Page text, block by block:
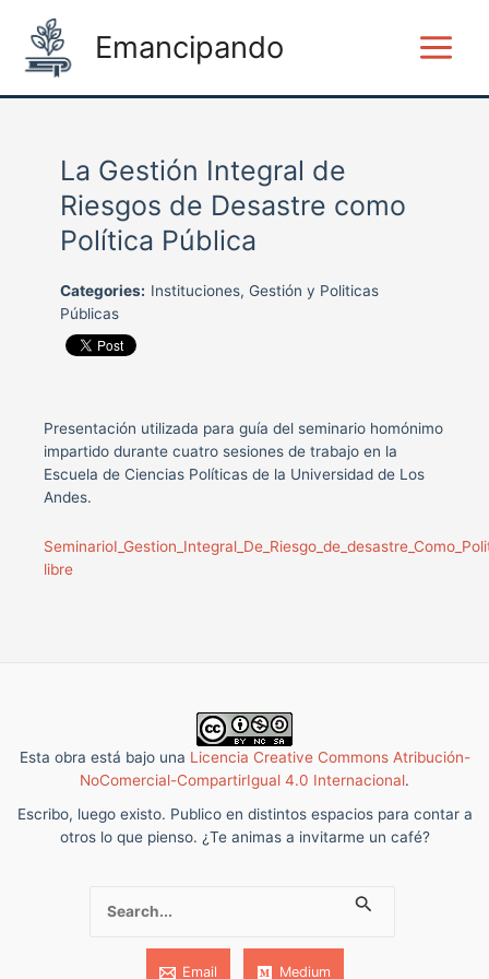
contenido
Emancipando
Menu
La Gestión Integral de
Riesgos de Desastre como
Política Pública
Categories: Instituciones, Gestión y Politicas
Públicas
Presentación utilizada para guía del seminario homónimo
impartido durante cuatro sesiones de trabajo en la
Escuela de Ciencias Políticas de la Universidad de Los
Andes.
libre
Esta obra está bajo una Licencia Creative Commons Atribución-
NoComercial-CompartirIgual 4.0 Internacional.
Escribo, luego existo. Publico en distintos espacios para contar a
otros lo que pienso. ¿Te animas a invitarme un café?
Email Medium